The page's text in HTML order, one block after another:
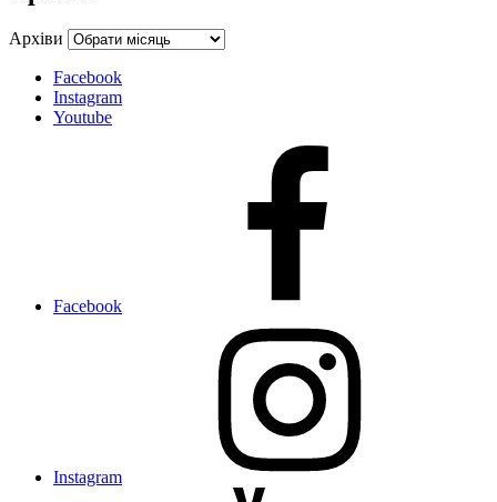
Архіви
Facebook
Instagram
Youtube
Facebook
Instagram